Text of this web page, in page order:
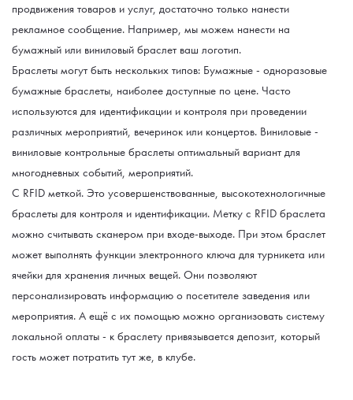
продвижения товаров и услуг, достаточно только нанести
рекламное сообщение. Например, мы можем нанести на
бумажный или виниловый браслет ваш логотип.
Браслеты могут быть нескольких типов: Бумажные - одноразовые
бумажные браслеты, наиболее доступные по цене. Часто
используются для идентификации и контроля при проведении
различных мероприятий, вечеринок или концертов. Виниловые -
виниловые контрольные браслеты оптимальный вариант для
многодневных событий, мероприятий.
С RFID меткой. Это усовершенствованные, высокотехнологичные
браслеты для контроля и идентификации. Метку с RFID браслета
можно считывать сканером при входе-выходе. При этом браслет
может выполнять функции электронного ключа для турникета или
ячейки для хранения личных вещей. Они позволяют
персонализировать информацию о посетителе заведения или
мероприятия. А ещё с их помощью можно организовать систему
локальной оплаты - к браслету привязывается депозит, который
гость может потратить тут же, в клубе.